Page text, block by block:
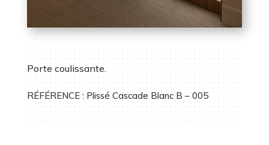
Porte coulissante.
RÉFÉRENCE : Plissé Cascade Blanc B – 005